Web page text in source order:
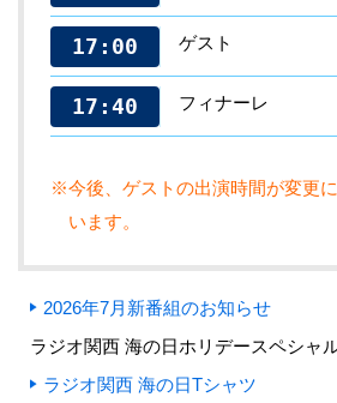
17:00 ゲスト
17:40 フィナーレ
※今後、ゲストの出演時間が変更
います。
2026年7月新番組のお知らせ
ラジオ関西 海の日ホリデースペシャ
ラジオ関西 海の日Tシャツ